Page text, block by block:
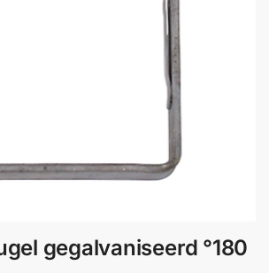
gegalvaniseerd °180